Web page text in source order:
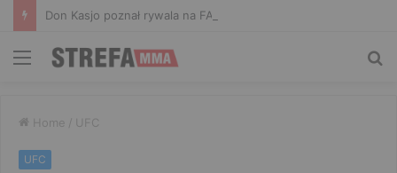
Menu
Home / UFC
UFC